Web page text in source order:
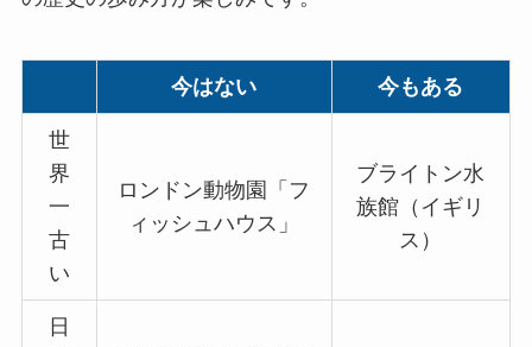
今はない 今もある
世
界
一
古
い
ロンドン動物園「フ
ィッシュハウス」
ブライトン水
族館（イギリ
ス）
日